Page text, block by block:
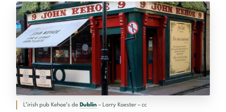
L’irish pub Kehoe’s de Dublin – Larry Koester – cc